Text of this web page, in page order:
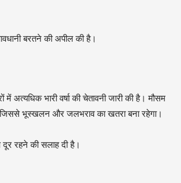
बरतने की अपील की है।
अत्यधिक भारी वर्षा की चेतावनी जारी की है। मौसम
जिससे भूस्खलन और जलभराव का खतरा बना रहेगा।
रहने की सलाह दी है।